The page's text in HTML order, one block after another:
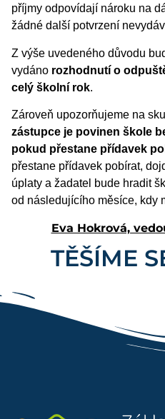
příjmy odpovídají nároku na
žádné další potvrzení
Z výše uvedeného důvodu
vydáno rozhodnutí o
celý školní rok.
Zároveň upozorňujeme na
zástupce je povinen škole
pokud přestane přídavek
přestane přídavek pobírat,
úplaty a žadatel bude hradit
od následujícího měsíce, kdy
Eva Hokrová,
TĚŠÍME